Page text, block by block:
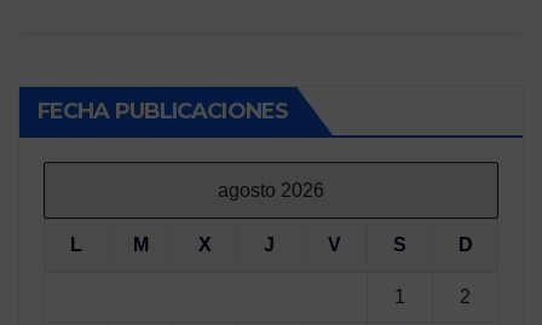
FECHA PUBLICACIONES
agosto 2026
L M X J V S D
1 2